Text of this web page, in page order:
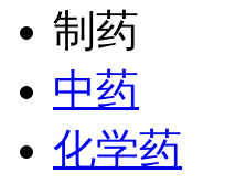
制药
中药
化学药